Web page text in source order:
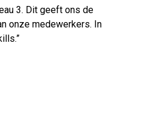
3. Dit geeft ons de
onze medewerkers. In